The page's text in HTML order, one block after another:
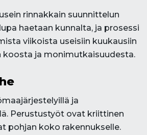
rinnakkain suunnittelun
haetaan kunnalta, ja prosessi
viikoista useisiin kuukausiin
koosta ja monimutkaisuudesta.
ja
Perustustyöt ovat kriittinen
pohjan koko rakennukselle.